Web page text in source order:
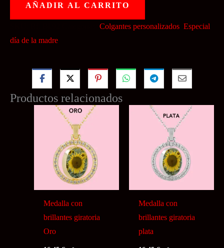
AÑADIR AL CARRITO
Colgantes personalizados Especial
día de la madre
Productos relacionados
Medalla con
brillantes giratoria
Oro
Medalla con
brillantes giratoria
plata